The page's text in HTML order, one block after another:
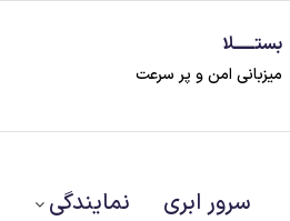
بستــــــلا
میزبانی امن و پر سرعت
سرور ابری نمایندگی